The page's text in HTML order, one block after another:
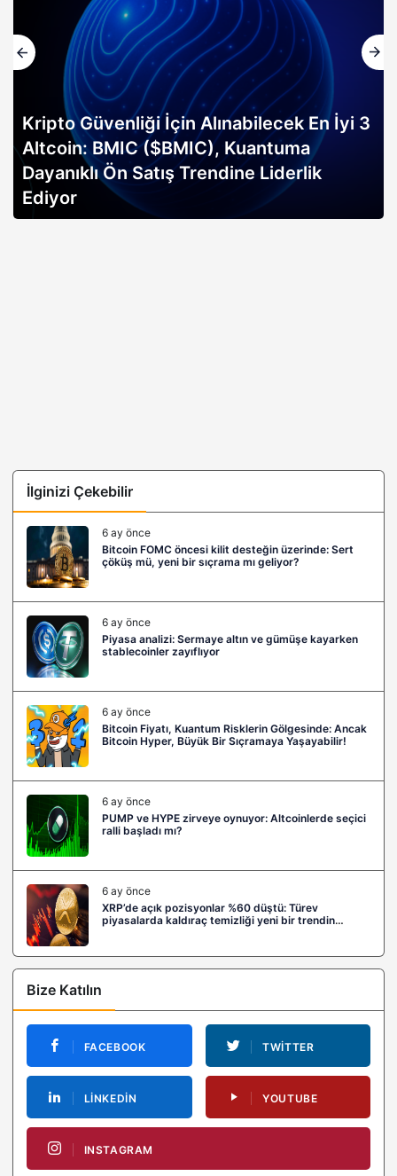
Kripto Güvenliği İçin Alınabilecek En İyi 3
Altcoin: BMIC ($BMIC), Kuantuma
Dayanıklı Ön Satış Trendine Liderlik
Ediyor
İlginizi Çekebilir
6 ay önce
Bitcoin FOMC öncesi kilit desteğin üzerinde: Sert
çöküş mü, yeni bir sıçrama mı geliyor?
6 ay önce
Piyasa analizi: Sermaye altın ve gümüşe kayarken
stablecoinler zayıflıyor
6 ay önce
Bitcoin Fiyatı, Kuantum Risklerin Gölgesinde: Ancak
Bitcoin Hyper, Büyük Bir Sıçramaya Yaşayabilir!
6 ay önce
PUMP ve HYPE zirveye oynuyor: Altcoinlerde seçici
ralli başladı mı?
6 ay önce
XRP’de açık pozisyonlar %60 düştü: Türev
piyasalarda kaldıraç temizliği yeni bir trendin
Bize Katılın
FACEBOOK TWITTER
LINKEDIN YOUTUBE
INSTAGRAM